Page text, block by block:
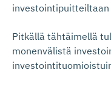
investointipuitteiltaan
Pitkällä tähtäimellä
monenvälistä